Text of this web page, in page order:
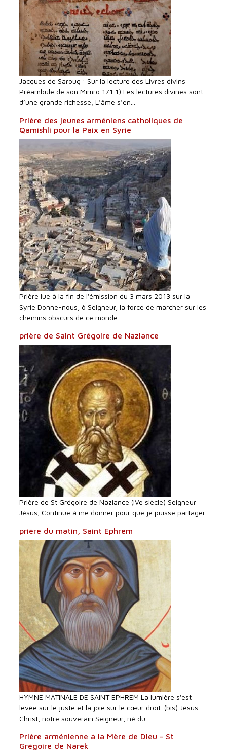
Jacques de Saroug : Sur la lecture des Livres divins
Préambule de son Mimro 171 1) Les lectures divines sont
d’une grande richesse, L’âme s’en...
Prière des jeunes arméniens catholiques de
Qamishli pour la Paix en Syrie
Prière lue à la fin de l'émission du 3 mars 2013 sur la
Syrie Donne-nous, ô Seigneur, la force de marcher sur les
chemins obscurs de ce monde...
prière de Saint Grégoire de Naziance
Prière de St Grégoire de Naziance (IVe siècle) Seigneur
Jésus, Continue à me donner pour que je puisse partager
prière du matin, Saint Ephrem
HYMNE MATINALE DE SAINT EPHREM La lumière s'est
levée sur le juste et la joie sur le cœur droit. (bis) Jésus
Christ, notre souverain Seigneur, né du...
Prière arménienne à la Mère de Dieu - St
Grégoire de Narek